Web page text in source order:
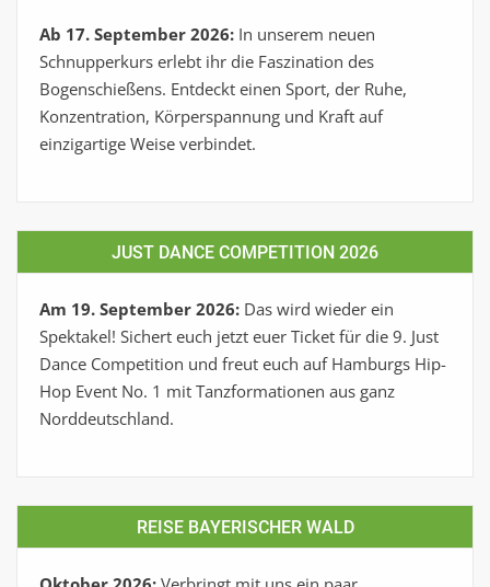
Ab 17. September 2026: In unserem neuen
Schnupperkurs erlebt ihr die Faszination des
Bogenschießens. Entdeckt einen Sport, der Ruhe,
Konzentration, Körperspannung und Kraft auf
einzigartige Weise verbindet.
JUST DANCE COMPETITION 2026
Am 19. September 2026: Das wird wieder ein
Spektakel! Sichert euch jetzt euer Ticket für die 9. Just
Dance Competition und freut euch auf Hamburgs Hip-
Hop Event No. 1 mit Tanzformationen aus ganz
Norddeutschland.
REISE BAYERISCHER WALD